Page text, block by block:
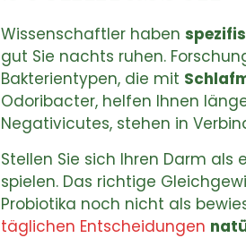
Wissenschaftler haben
gut Sie nachts ruhen.
Bakterientypen, die mit
Odoribacter, helfen Ihnen
Negativicutes, stehen in
Stellen Sie sich Ihren Darm
spielen. Das richtige
Probiotika noch nicht als
täglichen Entscheidungen